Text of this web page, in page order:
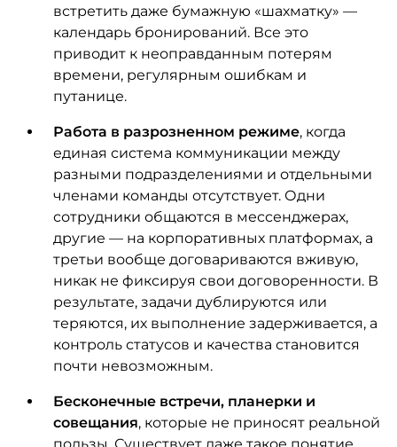
встретить даже бумажную «шахматку» —
календарь бронирований. Все это
приводит к неоправданным потерям
времени, регулярным ошибкам и
путанице.
Работа в разрозненном режиме, когда
единая система коммуникации между
разными подразделениями и отдельными
членами команды отсутствует. Одни
сотрудники общаются в мессенджерах,
другие — на корпоративных платформах, а
третьи вообще договариваются вживую,
никак не фиксируя свои договоренности. В
результате, задачи дублируются или
теряются, их выполнение задерживается, а
контроль статусов и качества становится
почти невозможным.
Бесконечные встречи, планерки и
совещания, которые не приносят реальной